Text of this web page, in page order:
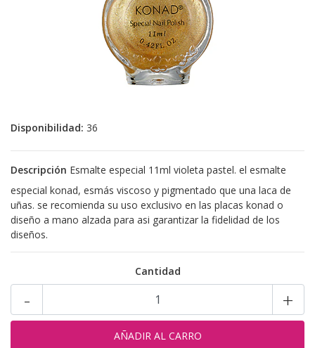
Disponibilidad: 36
Descripción Esmalte especial 11ml violeta pastel. el esmalte
especial konad, esmás viscoso y pigmentado que una laca de
uñas. se recomienda su uso exclusivo en las placas konad o
diseño a mano alzada para asi garantizar la fidelidad de los
diseños.
Cantidad
+
-